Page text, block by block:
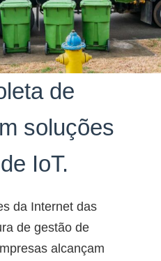
norsk
magyar
Encontre
um
parceiro
de
soluções
IoT.
da Internet das
de gestão de
alcançam